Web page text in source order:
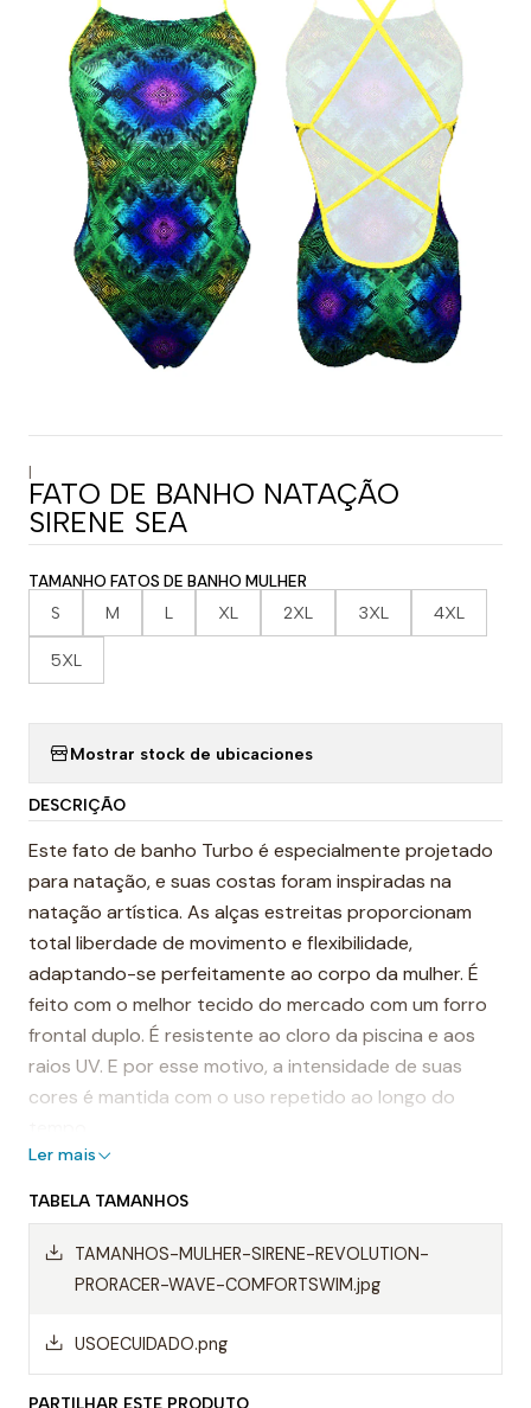
|
FATO DE BANHO NATAÇÃO
SIRENE SEA
TAMANHO FATOS DE BANHO MULHER
S M L XL 2XL 3XL 4XL
5XL
Mostrar stock de ubicaciones
DESCRIÇÃO
Este fato de banho Turbo é especialmente projetado
para natação, e suas costas foram inspiradas na
natação artística. As alças estreitas proporcionam
total liberdade de movimento e flexibilidade,
adaptando-se perfeitamente ao corpo da mulher. É
feito com o melhor tecido do mercado com um forro
frontal duplo. É resistente ao cloro da piscina e aos
raios UV. E por esse motivo, a intensidade de suas
cores é mantida com o uso repetido ao longo do
resistentes do mundo.
Destaques:
Ler mais
TABELA TAMANHOS
TAMANHOS-MULHER-SIRENE-REVOLUTION-
PRORACER-WAVE-COMFORTSWIM.jpg
USOECUIDADO.png
PARTILHAR ESTE PRODUTO